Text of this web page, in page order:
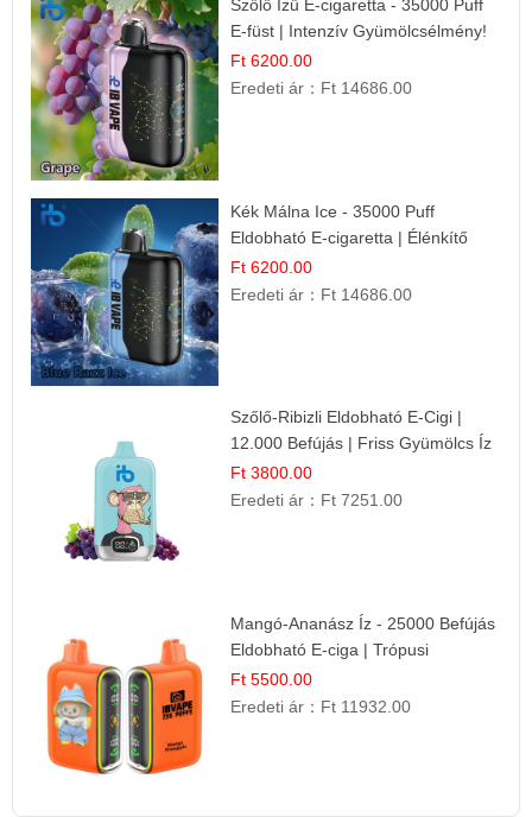
Szőlő Ízű E-cigaretta - 35000 Puff
E-füst | Intenzív Gyümölcsélmény!
Ft 6200.00
Eredeti ár： Ft 14686.00
Kék Málna Ice - 35000 Puff
Eldobható E-cigaretta | Élénkítő
Gyümölcsös Frissesség!
Ft 6200.00
Eredeti ár： Ft 14686.00
Szőlő-Ribizli Eldobható E-Cigi |
12.000 Befújás | Friss Gyümölcs Íz
Ft 3800.00
Eredeti ár： Ft 7251.00
Mangó-Ananász Íz - 25000 Befújás
Eldobható E-ciga | Trópusi
Gyümölcs Élmény!
Ft 5500.00
Eredeti ár： Ft 11932.00